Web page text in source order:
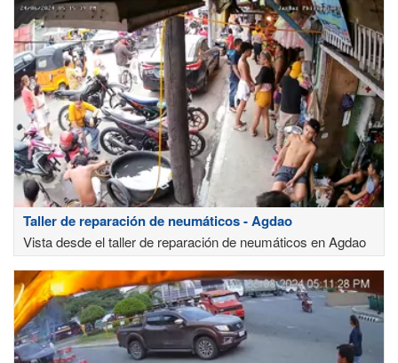
Taller de reparación de neumáticos - Agdao
Vista desde el taller de reparación de neumáticos en Agdao